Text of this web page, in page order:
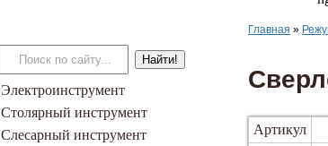
Электроинструмент
Столярный инструмент
Слесарный инструмент
Главная »
Артикул